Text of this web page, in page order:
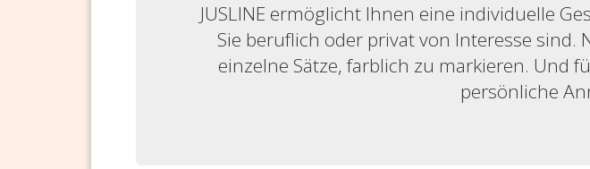
JUSLINE ermöglicht Ihnen eine individuelle
Sie beruflich oder privat von Interesse sind.
einzelne Sätze, farblich zu markieren. Und
persönliche